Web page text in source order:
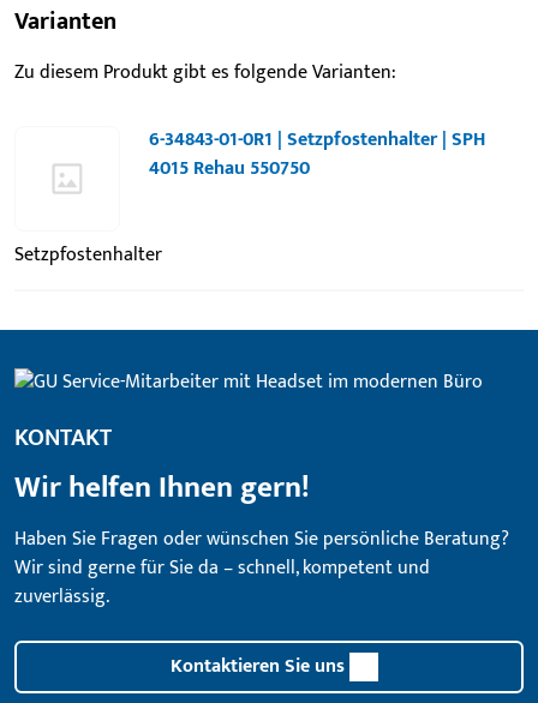
Varianten
Zu diesem Produkt gibt es folgende Varianten:
6-34843-01-0R1 | Setzpfostenhalter | SPH
4015 Rehau 550750
Setzpfostenhalter
KONTAKT
Wir helfen Ihnen gern!
Haben Sie Fragen oder wünschen Sie persönliche Beratung?
Wir sind gerne für Sie da – schnell, kompetent und
zuverlässig.
Kontaktieren Sie uns